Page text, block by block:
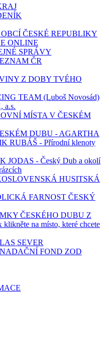
ČESKÉ REPUBLIKY
ONLINE
SPRÁVY
ČR
Z DOBY TVÉHO
TEAM (Luboš Novosád)
a.s.
MÍSTA V ČESKÉM
DUBU - AGARTHA
RUBÁŠ - Přírodní klenoty
JODAS - Český Dub a okolí
HUSITSKÁ
FARNOST ČESKÝ
ČESKÉHO DUBU Z
na místo, které chcete
SEVER
FOND ZOD